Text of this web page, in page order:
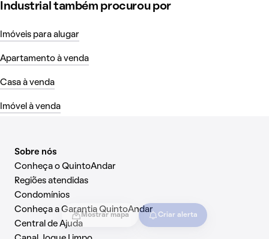
Mostrar mapa Criar alerta
Industrial também procurou por
Imóveis para alugar
Apartamento à venda
Casa à venda
Imóvel à venda
Sobre nós
Conheça o QuintoAndar
Regiões atendidas
Condomínios
Conheça a Garantia QuintoAndar
Central de Ajuda